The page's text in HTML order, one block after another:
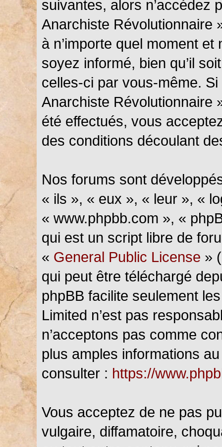
suivantes, alors n’accédez
Anarchiste Révolutionnaire
à n’importe quel moment
soyez informé, bien qu’il
celles-ci par vous-même.
Anarchiste Révolutionnaire
été effectués, vous
des conditions découlant
Nos forums sont
« ils », « eux », « leur », «
« www.phpbb.com », «
qui est un script libre de
« General Public License »
qui peut être téléchargé
phpBB facilite seulement
Limited n’est pas
n’acceptons pas comme
plus amples informations
consulter : https://
Vous acceptez de ne pas
vulgaire, diffamatoire,